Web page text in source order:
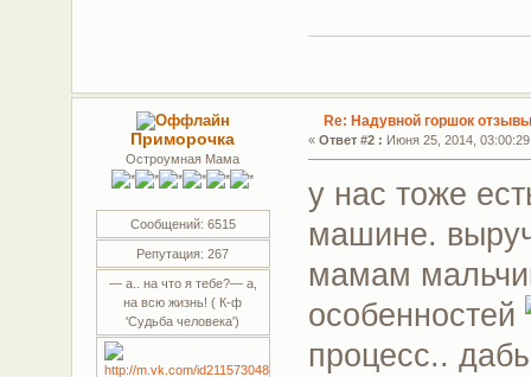
Приморочка
Остроумная Мама
Сообщений: 6515
Репутация: 267
— а.. на что я тебе?— а,
на всю жизнь! ( К-ф
'Судьба человека')
Re: Надувной горшок
«Ответ #2 : Июня 25, 2014,
у нас тоже
машине.
мамам
особенностей
процесс..